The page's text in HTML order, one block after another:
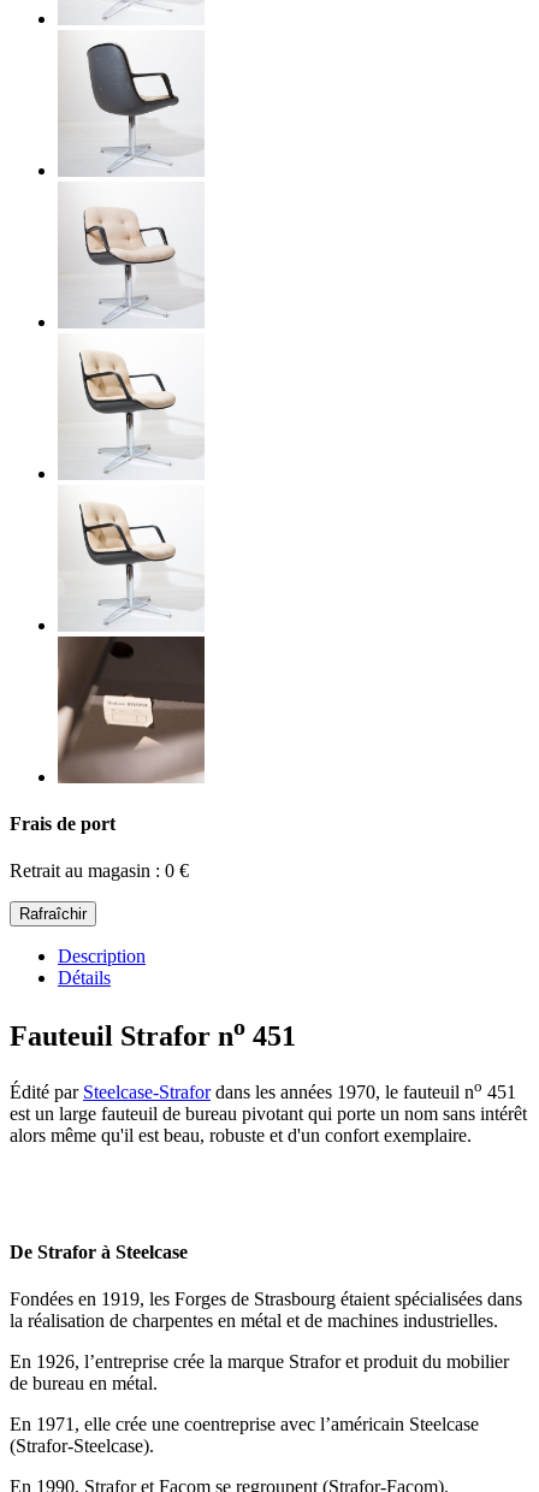
Frais de port
Retrait au magasin : 0 €
Description
Détails
Fauteuil Strafor no 451
Édité par Steelcase-Strafordans les années 1970, le fauteuil no 451
est un large fauteuil de bureau pivotant qui porte un nom sans intérêt
alors même qu'il est beau, robuste et d'un confort exemplaire.
De Strafor à Steelcase
Fondées en 1919, les Forges de Strasbourg étaient spécialisées dans
la réalisation de charpentes en métal et de machines industrielles.
En 1926, l’entreprise crée la marque Strafor et produit du mobilier
de bureau en métal.
En 1971, elle crée une coentreprise avec l’américain Steelcase
(Strafor-Steelcase).
En 1990, Strafor et Facom se regroupent (Strafor-Facom).